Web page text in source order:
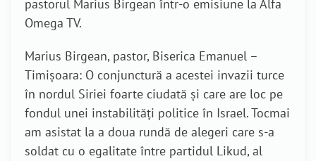
pastorul Marius Birgean într-o emisiune la Alfa
Omega TV.
Marius Birgean, pastor, Biserica Emanuel –
Timișoara: O conjunctură a acestei invazii turce
în nordul Siriei foarte ciudată și care are loc pe
fondul unei instabilități politice în Israel. Tocmai
am asistat la a doua rundă de alegeri care s-a
soldat cu o egalitate între partidul Likud, al